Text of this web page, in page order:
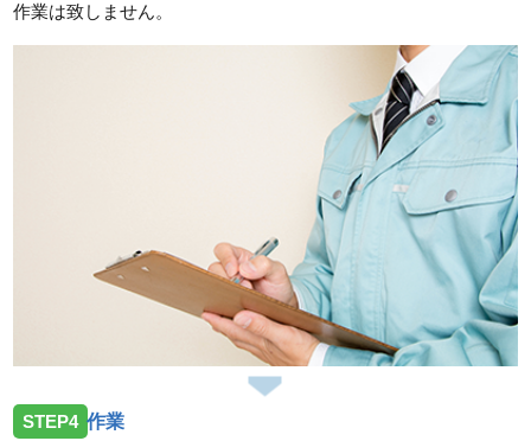
作業は致しません。
STEP4 作業